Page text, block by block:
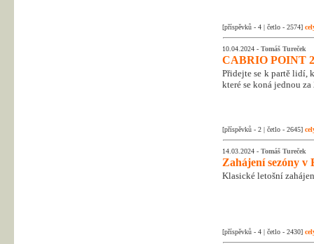
[příspěvků - 4 | četlo - 2574]
10.04.2024 - Tomáš Tureček
CABRIO POINT
Přidejte se k partě lidí,
které se koná jednou
[příspěvků - 2 | četlo - 2645]
14.03.2024 - Tomáš Tureček
Zahájení sezóny v
Klasické letošní
[příspěvků - 4 | četlo - 2430]